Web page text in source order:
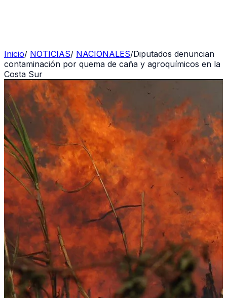
Inicio/ NOTICIAS/ NACIONALES/Diputados denuncian
contaminación por quema de caña y agroquímicos en la
Costa Sur